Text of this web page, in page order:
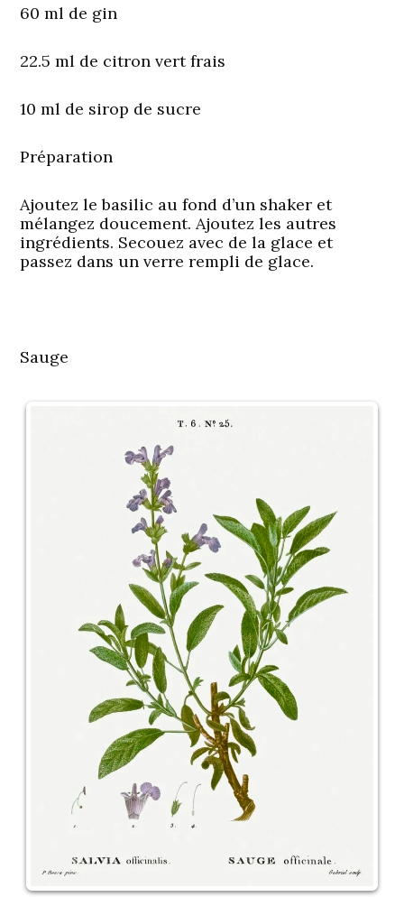
60 ml de gin
22.5 ml de citron vert frais
10 ml de sirop de sucre
Préparation
Ajoutez le basilic au fond d’un shaker et
mélangez doucement. Ajoutez les autres
ingrédients. Secouez avec de la glace et
passez dans un verre rempli de glace.
Sauge